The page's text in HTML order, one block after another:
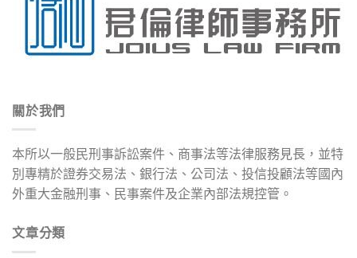
關於我們
本所以一般民刑事訴訟案件、商事法等法律服務見長，並特
別專精於證券交易法、銀行法、公司法、投信投顧法等國內
外重大金融刑事、民事案件及企業內部法規控管。
文章分類